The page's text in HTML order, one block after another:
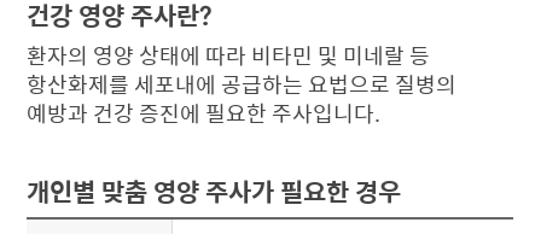
건강 영양 주사란?
환자의 영양 상태에 따라 비타민 및 미네랄 등
항산화제를 세포내에 공급하는 요법으로 질병의
예방과 건강 증진에 필요한 주사입니다.
개인별 맞춤 영양 주사가 필요한 경우